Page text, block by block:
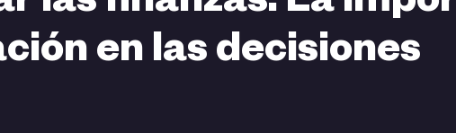
en las decisiones